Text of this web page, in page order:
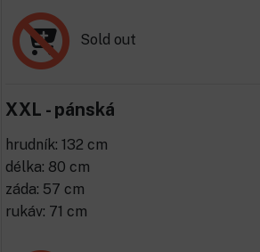
Sold out
XXL - pánská
hrudník: 132 cm
délka: 80 cm
záda: 57 cm
rukáv: 71 cm